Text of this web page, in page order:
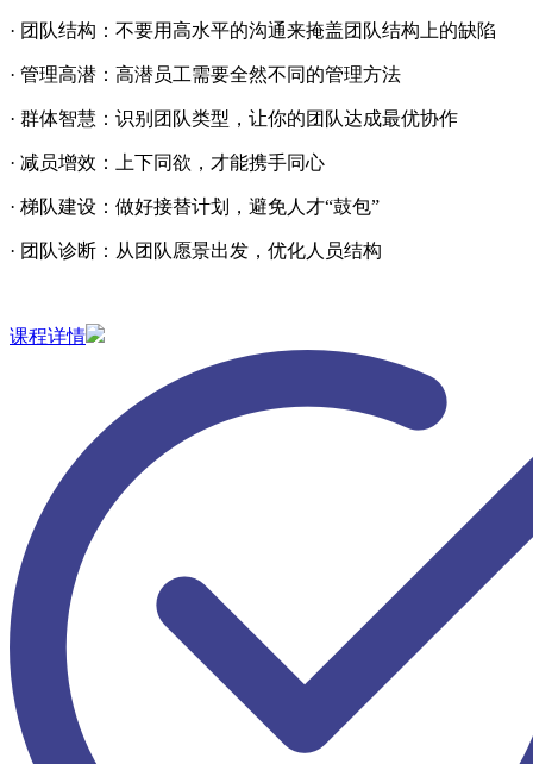
· 团队结构：不要用高水平的沟通来掩盖团队结构上的缺陷
· 管理高潜：高潜员工需要全然不同的管理方法
· 群体智慧：识别团队类型，让你的团队达成最优协作
· 减员增效：上下同欲，才能携手同心
· 梯队建设：做好接替计划，避免人才“鼓包”
· 团队诊断：从团队愿景出发，优化人员结构
课程详情